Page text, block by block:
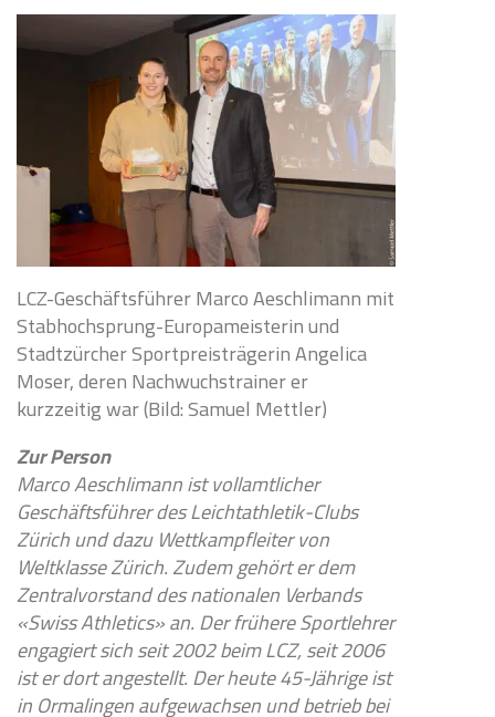
LCZ-Geschäftsführer Marco Aeschlimann mit
Stabhochsprung-Europameisterin und
Stadtzürcher Sportpreisträgerin Angelica
Moser, deren Nachwuchstrainer er
kurzzeitig war (Bild: Samuel Mettler)
Zur Person
Marco Aeschlimann ist vollamtlicher
Geschäftsführer des Leichtathletik-Clubs
Zürich und dazu Wettkampfleiter von
Weltklasse Zürich. Zudem gehört er dem
Zentralvorstand des nationalen Verbands
«Swiss Athletics» an. Der frühere Sportlehrer
engagiert sich seit 2002 beim LCZ, seit 2006
ist er dort angestellt. Der heute 45-Jährige ist
in Ormalingen aufgewachsen und betrieb bei